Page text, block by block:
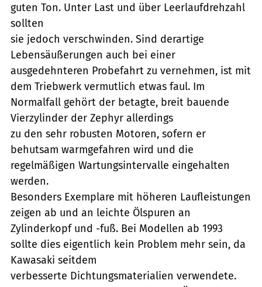
guten Ton. Unter Last und über Leerlaufdrehzahl
sollten
sie jedoch verschwinden. Sind derartige
Lebensäußerungen auch bei einer
ausgedehnteren Probefahrt zu vernehmen, ist mit
dem Triebwerk vermutlich etwas faul. Im
Normalfall gehört der betagte, breit bauende
Vierzylinder der Zephyr allerdings
zu den sehr robusten Motoren, sofern er
behutsam warmgefahren wird und die
regelmäßigen Wartungsintervalle eingehalten
werden.
Besonders Exemplare mit höheren Laufleistungen
zeigen ab und an leichte Ölspuren an
Zylinderkopf und -fuß. Bei Modellen ab 1993
sollte dies eigentlich kein Problem mehr sein, da
Kawasaki seitdem
verbesserte Dichtungsmaterialien verwendete.